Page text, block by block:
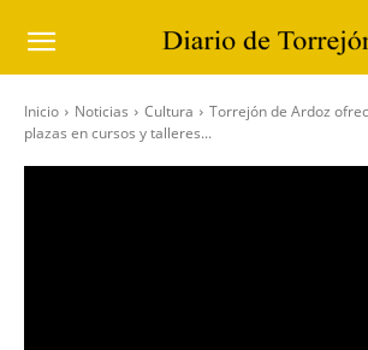
Inicio Noticias Cultura
Torrejón de Ardoz
plazas en cursos y talleres...